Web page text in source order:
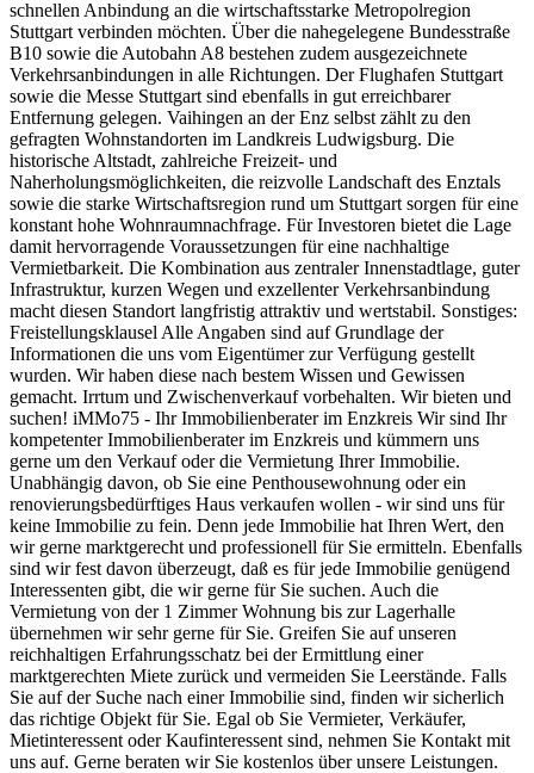
schnellen Anbindung an die wirtschaftsstarke Metropolregion
Stuttgart verbinden möchten. Über die nahegelegene Bundesstraße
B10 sowie die Autobahn A8 bestehen zudem ausgezeichnete
Verkehrsanbindungen in alle Richtungen. Der Flughafen Stuttgart
sowie die Messe Stuttgart sind ebenfalls in gut erreichbarer
Entfernung gelegen. Vaihingen an der Enz selbst zählt zu den
gefragten Wohnstandorten im Landkreis Ludwigsburg. Die
historische Altstadt, zahlreiche Freizeit- und
Naherholungsmöglichkeiten, die reizvolle Landschaft des Enztals
sowie die starke Wirtschaftsregion rund um Stuttgart sorgen für eine
konstant hohe Wohnraumnachfrage. Für Investoren bietet die Lage
damit hervorragende Voraussetzungen für eine nachhaltige
Vermietbarkeit. Die Kombination aus zentraler Innenstadtlage, guter
Infrastruktur, kurzen Wegen und exzellenter Verkehrsanbindung
macht diesen Standort langfristig attraktiv und wertstabil. Sonstiges:
Freistellungsklausel Alle Angaben sind auf Grundlage der
Informationen die uns vom Eigentümer zur Verfügung gestellt
wurden. Wir haben diese nach bestem Wissen und Gewissen
gemacht. Irrtum und Zwischenverkauf vorbehalten. Wir bieten und
suchen! iMMo75 - Ihr Immobilienberater im Enzkreis Wir sind Ihr
kompetenter Immobilienberater im Enzkreis und kümmern uns
gerne um den Verkauf oder die Vermietung Ihrer Immobilie.
Unabhängig davon, ob Sie eine Penthousewohnung oder ein
renovierungsbedürftiges Haus verkaufen wollen - wir sind uns für
keine Immobilie zu fein. Denn jede Immobilie hat Ihren Wert, den
wir gerne marktgerecht und professionell für Sie ermitteln. Ebenfalls
sind wir fest davon überzeugt, daß es für jede Immobilie genügend
Interessenten gibt, die wir gerne für Sie suchen. Auch die
Vermietung von der 1 Zimmer Wohnung bis zur Lagerhalle
übernehmen wir sehr gerne für Sie. Greifen Sie auf unseren
reichhaltigen Erfahrungsschatz bei der Ermittlung einer
marktgerechten Miete zurück und vermeiden Sie Leerstände. Falls
Sie auf der Suche nach einer Immobilie sind, finden wir sicherlich
das richtige Objekt für Sie. Egal ob Sie Vermieter, Verkäufer,
Mietinteressent oder Kaufinteressent sind, nehmen Sie Kontakt mit
uns auf. Gerne beraten wir Sie kostenlos über unsere Leistungen.